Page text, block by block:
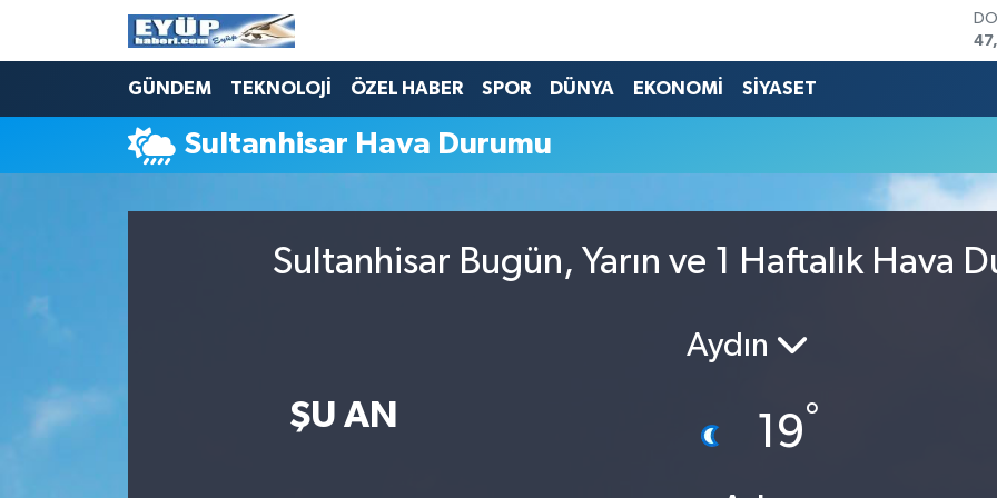
GÜNDEM TEKNOLOJİ ÖZEL HABER SPOR DÜNYA EKONOMİ SİYASET
Sultanhisar Hava Durumu
Sultanhisar Bugün, Yarın ve 1 Haftalık Hava
ŞU AN
Aydın
19°